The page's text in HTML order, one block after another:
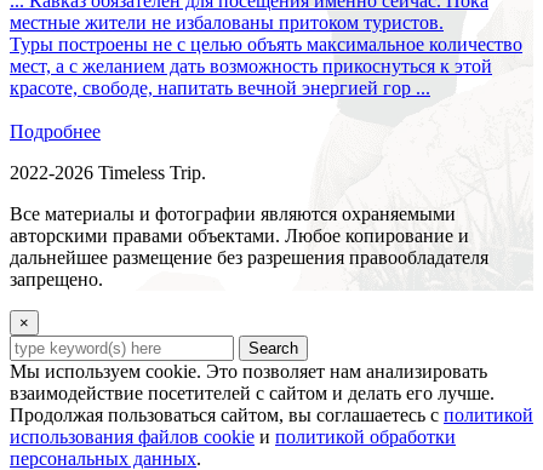
местные жители не избалованы притоком туристов.
Туры построены не с целью объять максимальное количество
мест, а с желанием дать возможность прикоснуться к этой
красоте, свободе, напитать вечной энергией гор ...
Подробнее
2022-2026 Timeless Trip.
Все материалы и фотографии являются охраняемыми
авторскими правами объектами. Любое копирование и
дальнейшее размещение без разрешения правообладателя
запрещено.
×
Search
Мы используем cookie. Это позволяет нам анализировать
взаимодействие посетителей с сайтом и делать его лучше.
Продолжая пользоваться сайтом, вы соглашаетесь с политикой
использования файлов cookie и политикой обработки
персональных данных.